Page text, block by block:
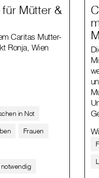
Mütter &
Caritas Mutter-
Ronja, Wien
in Not
Frauen